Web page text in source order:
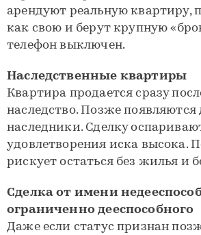
арендуют реальную квартиру,
как свою и берут крупную
телефон выключен.
Наследственные квартиры
Квартира продается сразу
наследство. Позже появляются
наследники. Сделку
удовлетворения иска высока.
рискует остаться без жилья и
Сделка от имени
ограниченно дееспособного
Даже если статус признан